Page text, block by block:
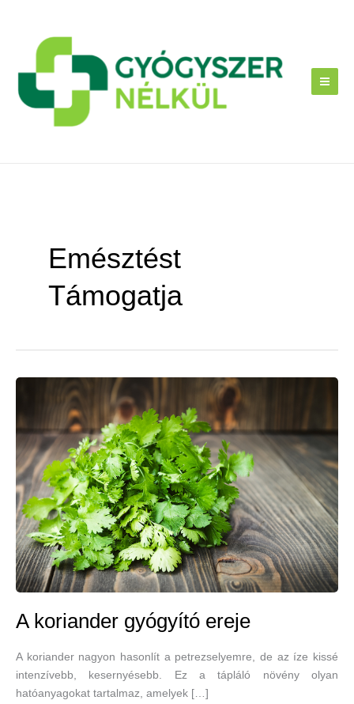
Emésztést
Támogatja
A koriander gyógyító ereje
A koriander nagyon hasonlít a petrezselyemre, de az íze kissé
intenzívebb, kesernyésebb. Ez a tápláló növény olyan
hatóanyagokat tartalmaz, amelyek […]